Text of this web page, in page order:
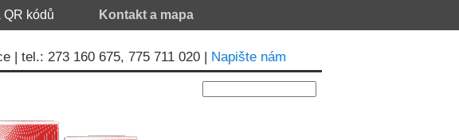
| tel.: 273 160 675, 775 711 020 | Napište nám
QR kódů Kontakt a mapa